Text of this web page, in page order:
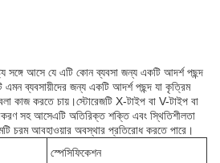
সঙ্গে আসে যে এটি কোন ব্যবসা জন্য একটি আদর্শ পছন্দ
এমন ব্যবসায়ীদের জন্য একটি আদর্শ পছন্দ যা কৃত্রিম
কাজ করতে চায়।স্টোরেজটি X-টাইপ বা V-টাইপ বা
সহ আসেএটি অতিরিক্ত শক্তি এবং স্থিতিশীলতা
চরম আবহাওয়ার অবস্থার প্রতিরোধ করতে পারে।
স্পেসিফিকেশন